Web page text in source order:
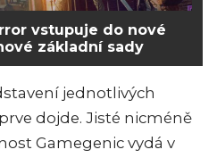
vstupuje do nové
základní sady
jednotlivých
dojde. Jisté nicméně
Gamegenic vydá v